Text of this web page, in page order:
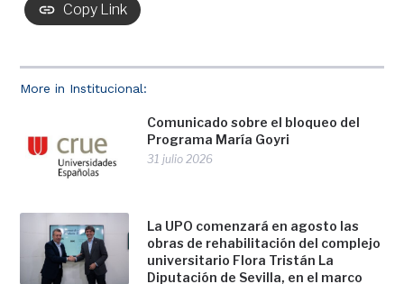
More in Institucional:
Comunicado sobre el bloqueo del
Programa María Goyri
31 julio 2026
La UPO comenzará en agosto las
obras de rehabilitación del complejo
universitario Flora Tristán La
Diputación de Sevilla, en el marco
Copy Link